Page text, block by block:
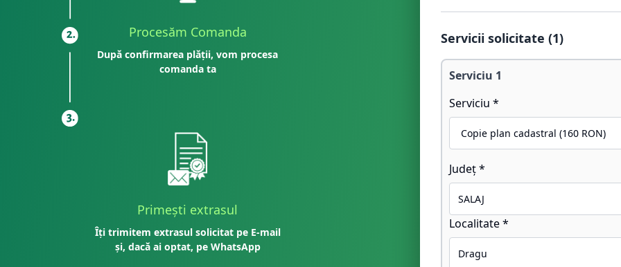
Procesăm Comanda
După confirmarea plății, vom procesa
comanda ta
Primești extrasul
Îți trimitem extrasul solicitat pe E-mail
și, dacă ai optat, pe WhatsApp
Servicii solicitate (1)
Serviciu 1
Serviciu *
Județ *
Localitate *